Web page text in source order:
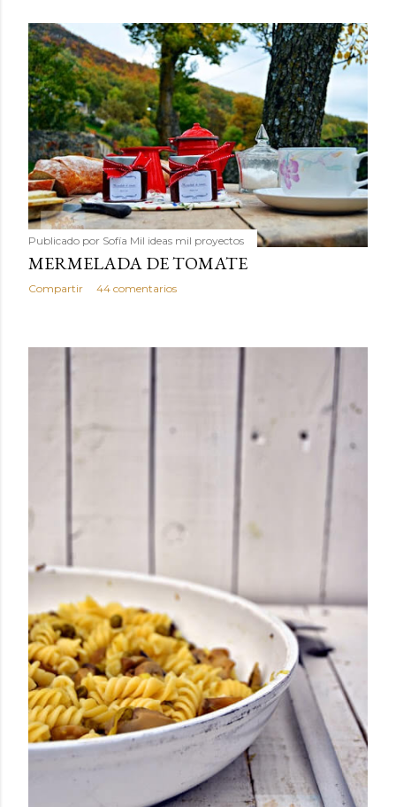
Publicado por Sofía Mil ideas mil proyectos
MERMELADA DE TOMATE
Compartir 44 comentarios